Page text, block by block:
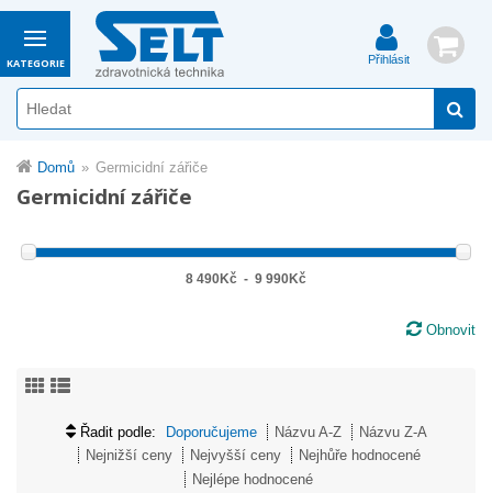
Přihlásit
KATEGORIE
Domů Germicidní zářiče
Germicidní zářiče
8 490Kč - 9 990Kč
Obnovit
Řadit podle: Doporučujeme Názvu A-Z
Názvu Z-A
Nejnižší ceny
Nejvyšší ceny
Nejhůře hodnocené
Nejlépe hodnocené